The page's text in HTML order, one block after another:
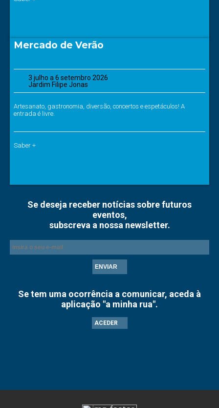
Mercado de Verão
3 julho a 6 setembro 2026
Jardim Filipe Jonas
Artesanato, gastronomia, diversão, concertos e espetáculos! A
entrada é livre.
Saber +
Se deseja receber notícias sobre futuros
eventos,
subscreva a nossa newsletter.
ENVIAR
Se tem uma ocorrência a comunicar, aceda à
aplicação "a minha rua".
ACEDER